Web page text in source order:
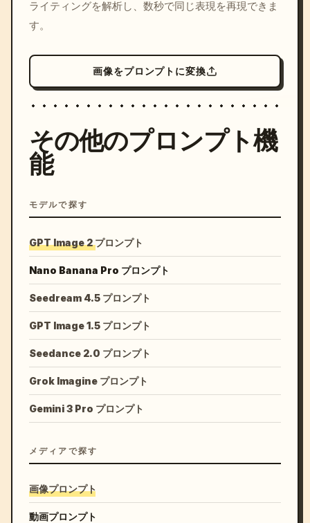
ライティングを解析し、数秒で同じ表現を再現できま
す。
画像をプロンプトに変換
その他のプロンプト機
能
モデルで探す
GPT Image 2 プロンプト
Nano Banana Pro プロンプト
Seedream 4.5 プロンプト
GPT Image 1.5 プロンプト
Seedance 2.0 プロンプト
Grok Imagine プロンプト
Gemini 3 Pro プロンプト
メディアで探す
画像プロンプト
動画プロンプト